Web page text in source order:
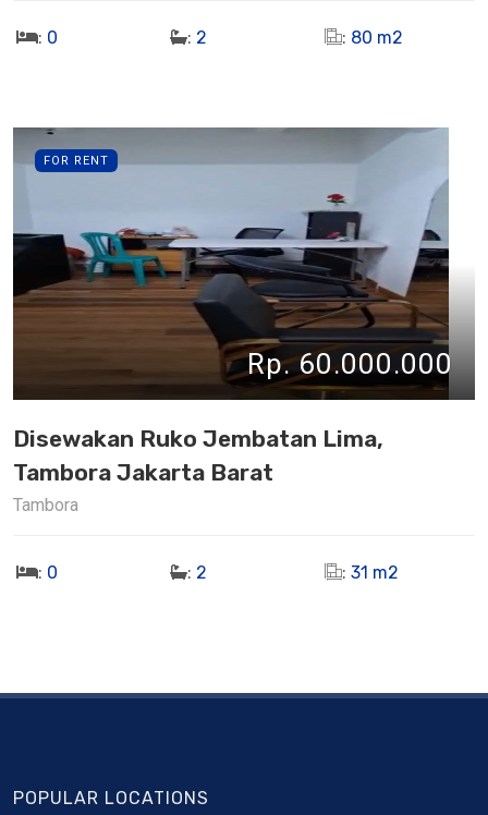
: 0 : 2 : 80 m2
FOR RENT
Rp. 60.000.000
Disewakan Ruko Jembatan Lima,
Tambora Jakarta Barat
Tambora
: 0 : 2 : 31 m2
POPULAR LOCATIONS